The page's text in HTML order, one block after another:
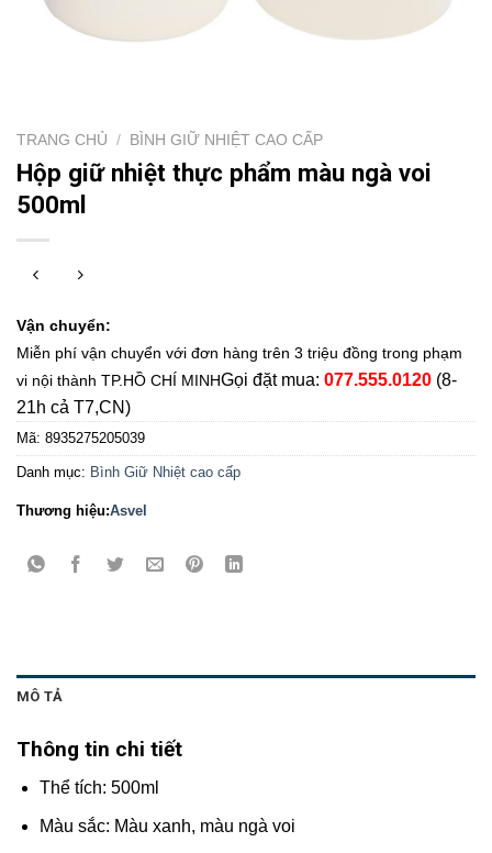
TRANG CHỦ / BÌNH GIỮ NHIỆT CAO CẤP
Hộp giữ nhiệt thực phẩm màu ngà voi
500ml
Vận chuyển:
Miễn phí vận chuyển với đơn hàng trên 3 triệu đồng trong phạm
vi nội thành TP.HỒ CHÍ MINHGọi đặt mua: 077.555.0120 (8-
21h cả T7,CN)
Mã: 8935275205039
Danh mục: Bình Giữ Nhiệt cao cấp
Thương hiệu:Asvel
MÔ TẢ
Thông tin chi tiết
Thể tích: 500ml
Màu sắc: Màu xanh, màu ngà voi